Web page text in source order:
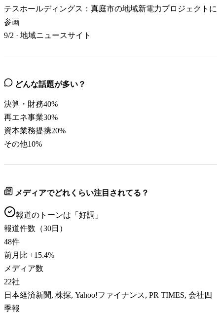
テスホールディングス：真庭市の地域新電力プロジェクトに
参画
9/2 · 地域ニュースサイト
どんな話題が多い？
決算・財務40%
再エネ事業30%
資本業務提携20%
その他10%
メディアでどれくらい注目されてる？
報道のトーンは「 好調 」
報道件数（30日）
48件
前月比 +15.4%
メディア数
22社
日本経済新聞, 株探, Yahoo!ファイナンス, PR TIMES, 会社四
季報